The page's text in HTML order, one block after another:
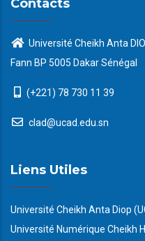
Contacts
Université Cheikh Anta
Fann BP 5005 Dakar Sénégal
(+221) 78 730 11 39
clad@ucad.edu.sn
Liens Utiles
Université Cheikh Anta Diop
Université Numérique Cheikh